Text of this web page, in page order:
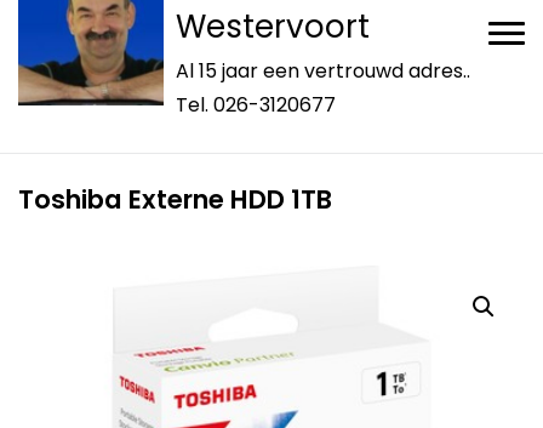
Westervoort
Al 15 jaar een vertrouwd adres..
Tel. 026-3120677
Toshiba Externe HDD 1TB